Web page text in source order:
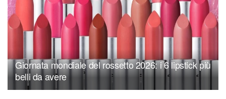
Giornata mondiale del rossetto 2026: i 6 lipstick più
belli da avere